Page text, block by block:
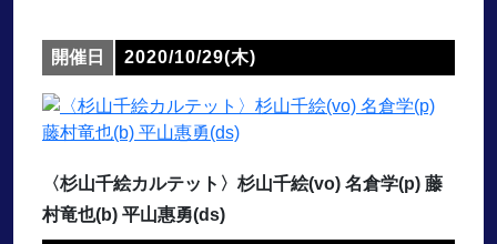
開催日 2020/10/29(木)
〈杉山千絵カルテット〉杉山千絵(vo) 名倉学(p) 藤
村竜也(b) 平山惠勇(ds)